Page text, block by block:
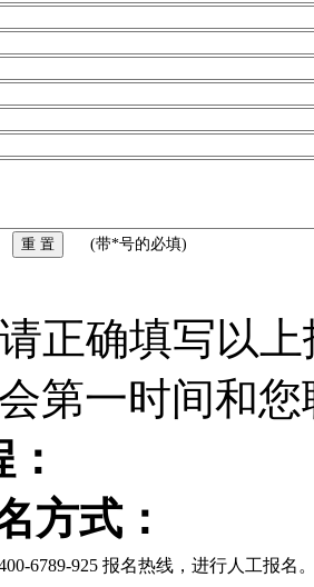
(带*号的必填)
请正确填写以
第一时间和
方式：
6789-925 报名热线，进行人工报